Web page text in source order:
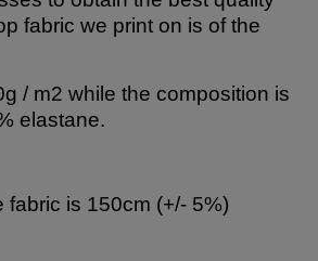
fabric we print on is of the
/ m2 while the composition is
elastane.
fabric is 150cm (+/- 5%)